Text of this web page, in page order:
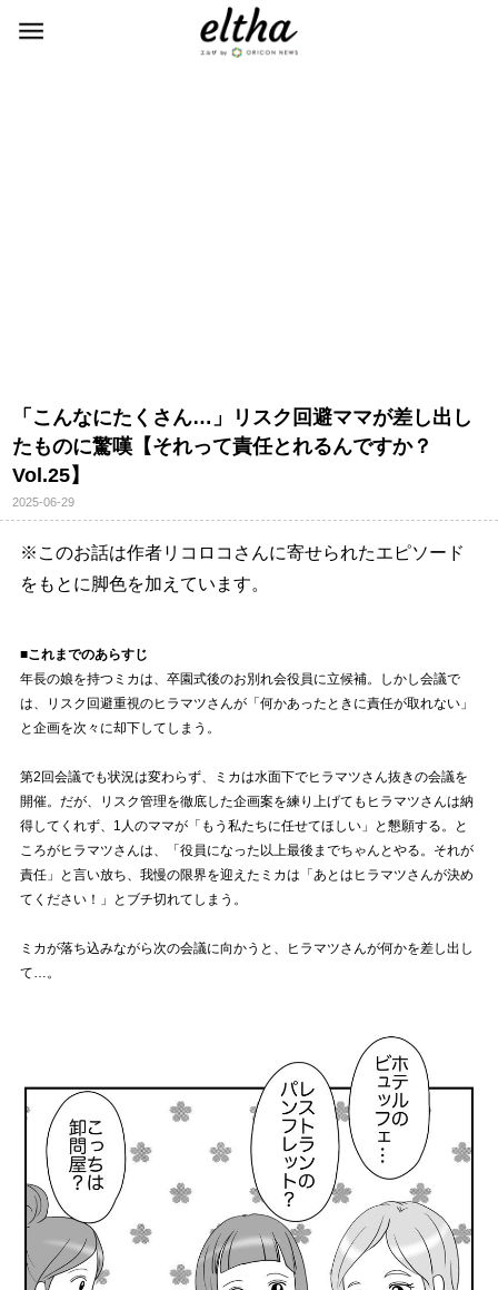
「こんなにたくさん…」リスク回避ママが差し出し
たものに驚嘆【それって責任とれるんですか？
Vol.25】
2025-06-29
※このお話は作者リコロコさんに寄せられたエピソード
をもとに脚色を加えています。
■これまでのあらすじ
年長の娘を持つミカは、卒園式後のお別れ会役員に立候補。しかし会議で
は、リスク回避重視のヒラマツさんが「何かあったときに責任が取れない」
と企画を次々に却下してしまう。
第2回会議でも状況は変わらず、ミカは水面下でヒラマツさん抜きの会議を
開催。だが、リスク管理を徹底した企画案を練り上げてもヒラマツさんは納
得してくれず、1人のママが「もう私たちに任せてほしい」と懇願する。と
ころがヒラマツさんは、「役員になった以上最後までちゃんとやる。それが
責任」と言い放ち、我慢の限界を迎えたミカは「あとはヒラマツさんが決め
てください！」とブチ切れてしまう。
ミカが落ち込みながら次の会議に向かうと、ヒラマツさんが何かを差し出し
て…。